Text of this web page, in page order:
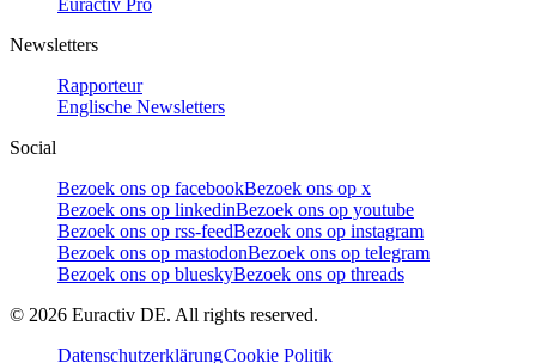
Euractiv Pro
Newsletters
Rapporteur
Englische Newsletters
Social
Bezoek ons op facebookBezoek ons op x
Bezoek ons op linkedinBezoek ons op youtube
Bezoek ons op rss-feedBezoek ons op instagram
Bezoek ons op mastodonBezoek ons op telegram
Bezoek ons op blueskyBezoek ons op threads
© 2026 Euractiv DE. All rights reserved.
DatenschutzerklärungCookie Politik